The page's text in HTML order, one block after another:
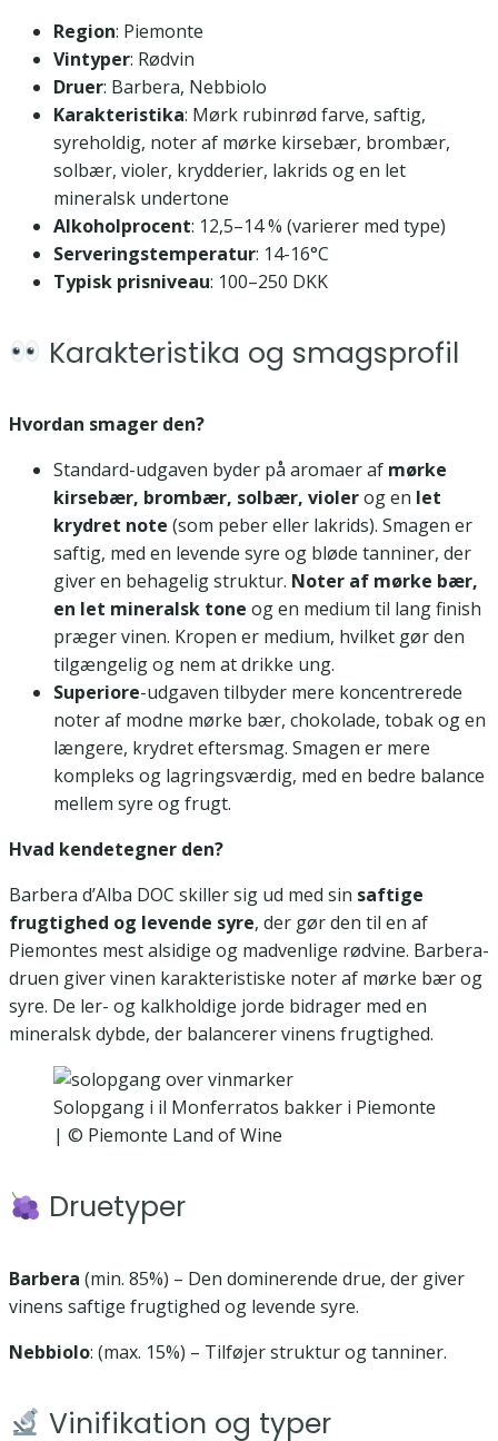
Region: Piemonte
Vintyper: Rødvin
Druer: Barbera, Nebbiolo
Karakteristika: Mørk rubinrød farve, saftig,
syreholdig, noter af mørke kirsebær, brombær,
solbær, violer, krydderier, lakrids og en let
mineralsk undertone
Alkoholprocent: 12,5–14 % (varierer med type)
Serveringstemperatur: 14-16°C
Typisk prisniveau: 100–250 DKK
Karakteristika og smagsprofil
Hvordan smager den?
Standard-udgaven byder på aromaer af mørke
kirsebær, brombær, solbær, violerog en let
krydret note (som peber eller lakrids). Smagen er
saftig, med en levende syre og bløde tanniner, der
giver en behagelig struktur. Noter af mørke bær,
en let mineralsk tone og en medium til lang finish
præger vinen. Kropen er medium, hvilket gør den
tilgængelig og nem at drikke ung.
Superiore-udgaven tilbyder mere koncentrerede
noter af modne mørke bær, chokolade, tobak og en
længere, krydret eftersmag. Smagen er mere
kompleks og lagringsværdig, med en bedre balance
mellem syre og frugt.
Hvad kendetegner den?
Barbera d’Alba DOC skiller sig ud med sin saftige
frugtighed og levende syre, der gør den til en af
Piemontes mest alsidige og madvenlige rødvine. Barbera-
druen giver vinen karakteristiske noter af mørke bær og
syre. De ler- og kalkholdige jorde bidrager med en
mineralsk dybde, der balancerer vinens frugtighed.
Solopgang i il Monferratos bakker i Piemonte
| © Piemonte Land of Wine
Druetyper
Barbera (min. 85%) – Den dominerende drue, der giver
vinens saftige frugtighed og levende syre.
Nebbiolo: (max. 15%) – Tilføjer struktur og tanniner.
Vinifikation og typer